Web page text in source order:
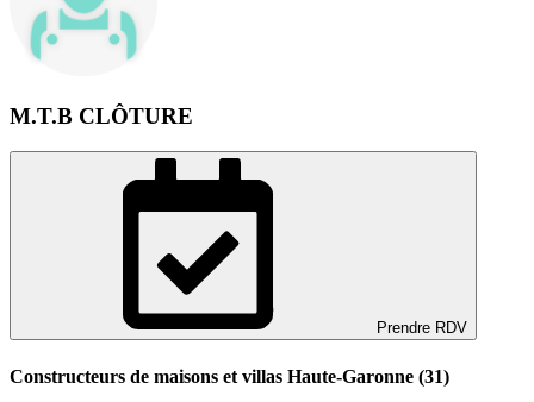
M.T.B CLÔTURE
Prendre RDV
Constructeurs de maisons et villas Haute-Garonne (31)